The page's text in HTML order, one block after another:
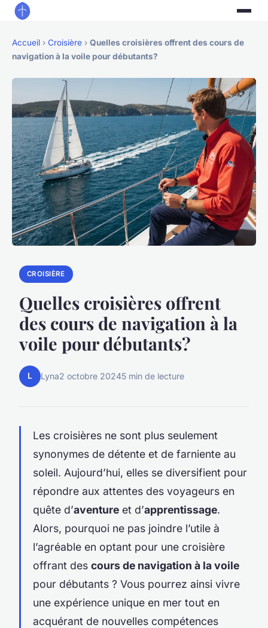
Accueil › Croisière › Quelles croisières offrent des cours de
navigation à la voile pour débutants?
CROISIÈRE
Quelles croisières offrent
des cours de navigation à la
voile pour débutants?
L Lyna2 octobre 20245 min de lecture
Les croisières ne sont plus seulement
synonymes de détente et de farniente au
soleil. Aujourd’hui, elles se diversifient pour
répondre aux attentes des voyageurs en
quête d’aventure et d’apprentissage.
Alors, pourquoi ne pas joindre l’utile à
l’agréable en optant pour une croisière
offrant des cours de navigation à la voile
pour débutants ? Vous pourrez ainsi vivre
une expérience unique en mer tout en
acquérant de nouvelles compétences